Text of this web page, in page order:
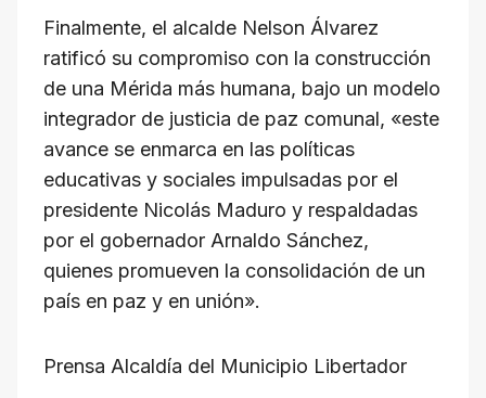
Finalmente, el alcalde Nelson Álvarez
ratificó su compromiso con la construcción
de una Mérida más humana, bajo un modelo
integrador de justicia de paz comunal, «este
avance se enmarca en las políticas
educativas y sociales impulsadas por el
presidente Nicolás Maduro y respaldadas
por el gobernador Arnaldo Sánchez,
quienes promueven la consolidación de un
país en paz y en unión».
Prensa Alcaldía del Municipio Libertador